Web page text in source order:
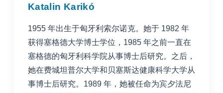
Katalin Karikó
1955 年出生于匈牙利索尔诺克。她于 1982 年
获得塞格德大学博士学位，1985 年之前一直在
塞格德的匈牙利科学院从事博士后研究。之后，
她在费城坦普尔大学和贝塞斯达健康科学大学从
事博士后研究。1989 年，她被任命为宾夕法尼